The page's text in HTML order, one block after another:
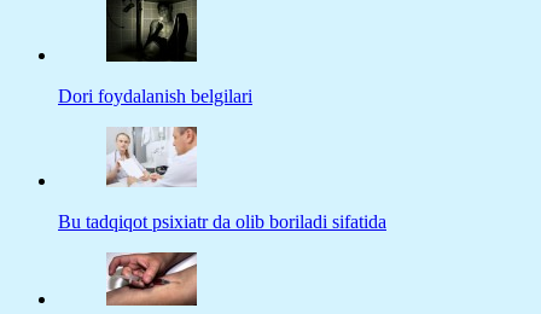
Dori foydalanish belgilari
Bu tadqiqot psixiatr da olib boriladi sifatida